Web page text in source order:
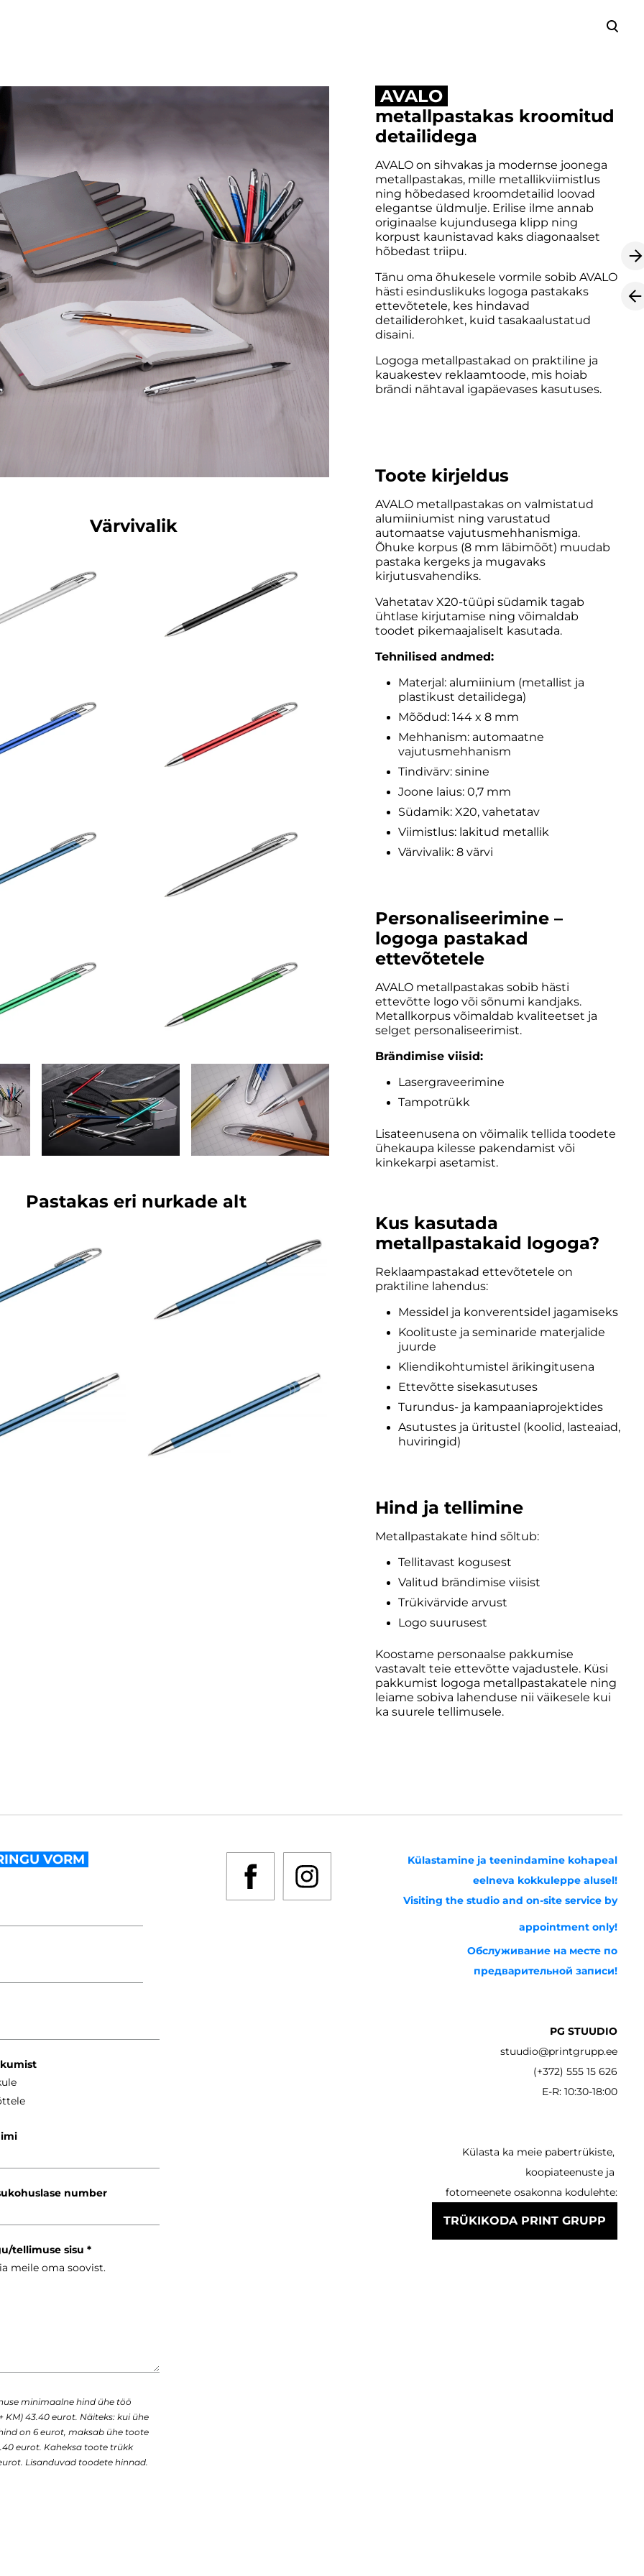
Värvivalik
Pastakas eri nurkade alt
AVALO
metallpastakas kroomitud
detailidega
AVALO on sihvakas ja modernse joonega
metallpastakas, mille metallikviimistlus
ning hõbedased kroomdetailid loovad
elegantse üldmulje. Erilise ilme annab
originaalse kujundusega klipp ning
korpust kaunistavad kaks diagonaalset
hõbedast triipu.
Tänu oma õhukesele vormile sobib AVALO
hästi esinduslikuks logoga pastakaks
ettevõtetele, kes hindavad
detailiderohket, kuid tasakaalustatud
disaini.
Logoga metallpastakad on praktiline ja
kauakestev reklaamtoode, mis hoiab
brändi nähtaval igapäevases kasutuses.
Toote kirjeldus
AVALO metallpastakas on valmistatud
alumiiniumist ning varustatud
automaatse vajutusmehhanismiga.
Õhuke korpus (8 mm läbimõõt) muudab
pastaka kergeks ja mugavaks
kirjutusvahendiks.
Vahetatav X20-tüüpi südamik tagab
ühtlase kirjutamise ning võimaldab
toodet pikemaajaliselt kasutada.
Tehnilised andmed:
Materjal: alumiinium (metallist ja
plastikust detailidega)
Mõõdud: 144 x 8 mm
Mehhanism: automaatne
vajutusmehhanism
Tindivärv: sinine
Joone laius: 0,7 mm
Südamik: X20, vahetatav
Viimistlus: lakitud metallik
Värvivalik: 8 värvi
Personaliseerimine –
logoga pastakad
ettevõtetele
AVALO metallpastakas sobib hästi
ettevõtte logo või sõnumi kandjaks.
Metallkorpus võimaldab kvaliteetset ja
selget personaliseerimist.
Brändimise viisid:
Lasergraveerimine
Tampotrükk
Lisateenusena on võimalik tellida toodete
ühekaupa kilesse pakendamist või
kinkekarpi asetamist.
Kus kasutada
metallpastakaid logoga?
Reklaampastakad ettevõtetele on
praktiline lahendus:
Messidel ja konverentsidel jagamiseks
Koolituste ja seminaride materjalide
juurde
Kliendikohtumistel ärikingitusena
Ettevõtte sisekasutuses
Turundus- ja kampaaniaprojektides
Asutustes ja üritustel (koolid, lasteaiad,
huviringid)
Hind ja tellimine
Metallpastakate hind sõltub:
Tellitavast kogusest
Valitud brändimise viisist
Trükivärvide arvust
Logo suurusest
Koostame personaalse pakkumise
vastavalt teie ettevõtte vajadustele. Küsi
pakkumist logoga metallpastakatele ning
leiame sobiva lahenduse nii väikesele kui
ka suurele tellimusele.
VORM
number
tellimuse sisu
minimaalne hind ühe töö
KM) 43.40 eurot. Näiteks: kui ühe
on 6 eurot, maksab ühe toote
eurot. Kaheksa toote trükk
Lisanduvad toodete hinnad.
Külastamine ja teenindamine kohapeal
eelneva kokkuleppe alusel!
Visiting the studio and on-site service by
appointment only!
Обслуживание на месте по
предварительной записи!
PG STUUDIO
stuudio@printgrupp.ee
(+372) 555 15 626
E-R: 10:30-18:00
Külasta ka meie pabertrükiste,
koopiateenuste ja
fotomeenete osakonna kodulehte:
TRÜKIKODA PRINT GRUPP